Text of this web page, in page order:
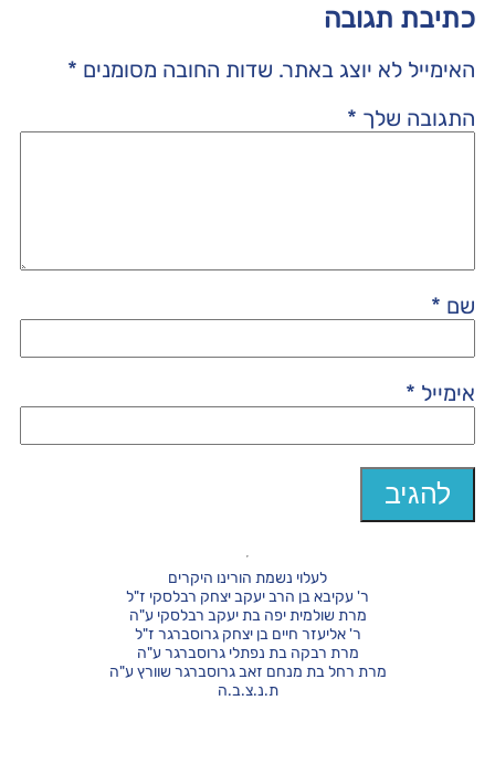
כתיבת תגובה
האימייל לא יוצג באתר. שדות החובה מסומנים *
התגובה שלך *
שם *
אימייל *
לעלוי נשמת הורינו היקרים
ר' עקיבא בן הרב יעקב יצחק רבלסקי ז"ל
מרת שולמית יפה בת יעקב רבלסקי ע"ה
ר' אליעזר חיים בן יצחק גרוסברגר ז"ל
מרת רבקה בת נפתלי גרוסברגר ע"ה
מרת רחל בת מנחם זאב גרוסברגר שוורץ ע"ה
ת.נ.צ.ב.ה